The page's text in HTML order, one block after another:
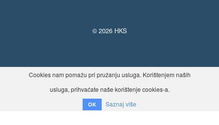
© 2026 HKS
Cookies nam pomažu pri pružanju usluga. Korištenjem naših
usluga, prihvaćate naše korištenje cookies-a.
OK Saznaj više